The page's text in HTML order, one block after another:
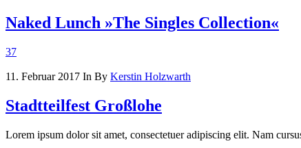
Naked Lunch »The Singles Collection«
37
11. Februar 2017 In By Kerstin Holzwarth
Stadtteilfest Großlohe
Lorem ipsum dolor sit amet, consectetuer adipiscing elit. Nam